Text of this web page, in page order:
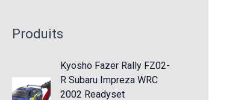
Produits
Kyosho Fazer Rally FZ02-
R Subaru Impreza WRC
2002 Readyset